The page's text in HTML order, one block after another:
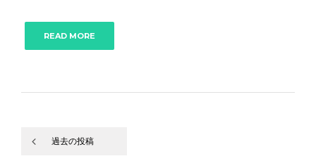
READ MORE
過去の投稿